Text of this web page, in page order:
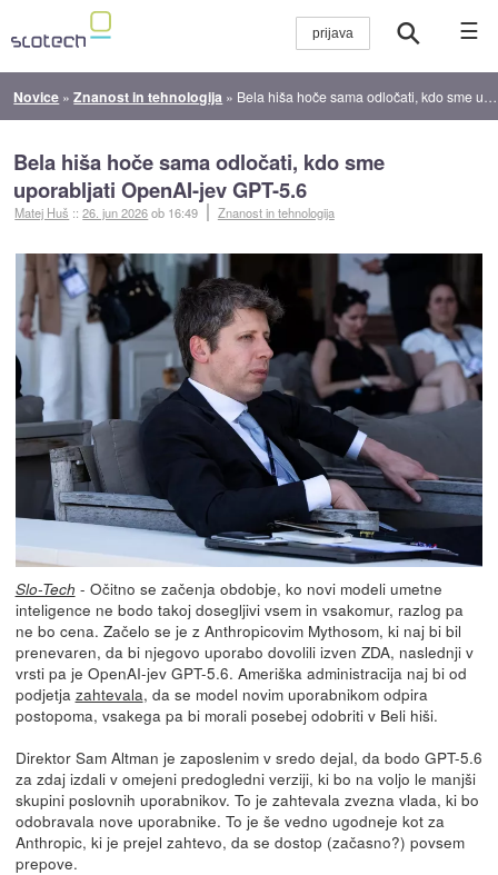
☰
Novice »Znanost in tehnologija » Bela hiša hoče sama odločati, kdo sme uporabljati OpenAI-jev GPT-5.6
Bela hiša hoče sama odločati, kdo sme
uporabljati OpenAI-jev GPT-5.6
Matej Huš ::26. jun 2026ob 16:49 Znanost in tehnologija
Slo-Tech - Očitno se začenja obdobje, ko novi modeli umetne
inteligence ne bodo takoj dosegljivi vsem in vsakomur, razlog pa
ne bo cena. Začelo se je z Anthropicovim Mythosom, ki naj bi bil
prenevaren, da bi njegovo uporabo dovolili izven ZDA, naslednji v
vrsti pa je OpenAI-jev GPT-5.6. Ameriška administracija naj bi od
podjetja zahtevala, da se model novim uporabnikom odpira
postopoma, vsakega pa bi morali posebej odobriti v Beli hiši.
Direktor Sam Altman je zaposlenim v sredo dejal, da bodo GPT-5.6
za zdaj izdali v omejeni predogledni verziji, ki bo na voljo le manjši
skupini poslovnih uporabnikov. To je zahtevala zvezna vlada, ki bo
odobravala nove uporabnike. To je še vedno ugodneje kot za
Anthropic, ki je prejel zahtevo, da se dostop (začasno?) povsem
prepove.